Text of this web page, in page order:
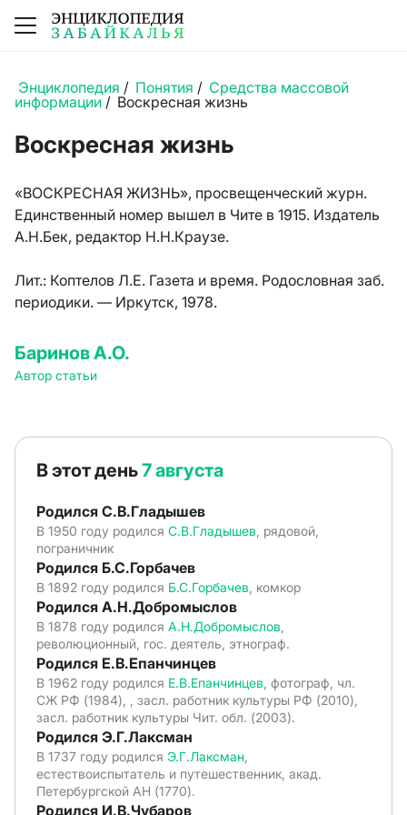
Энциклопедия / Понятия / Средства массовой
информации / Воскресная жизнь
Воскресная жизнь
«ВОСКРЕСНАЯ ЖИЗНЬ», просвещенческий журн.
Единственный номер вышел в Чите в 1915. Издатель
А.Н.Бек, редактор Н.Н.Краузе.
Лит.: Коптелов Л.Е. Газета и время. Родословная заб.
периодики. — Иркутск, 1978.
Баринов А.О.
Автор статьи
В этот день7 августа
Родился С.В.Гладышев
В 1950 году родился С.В.Гладышев , рядовой,
пограничник
Родился Б.С.Горбачев
В 1892 году родился Б.С.Горбачев , комкор
Родился А.Н.Добромыслов
В 1878 году родился А.Н.Добромыслов
революционный, гос. деятель, этнограф.
Родился Е.В.Епанчинцев
В 1962 году родился Е.В.Епанчинцев , фотограф, чл.
СЖ РФ (1984), , засл. работник культуры РФ (2010),
засл. работник культуры Чит. обл. (2003).
Родился Э.Г.Лаксман
В 1737 году родился Э.Г.Лаксман
естествоиспытатель и путешественник, акад.
Петербургской АН (1770).
Родился И.В.Чубаров